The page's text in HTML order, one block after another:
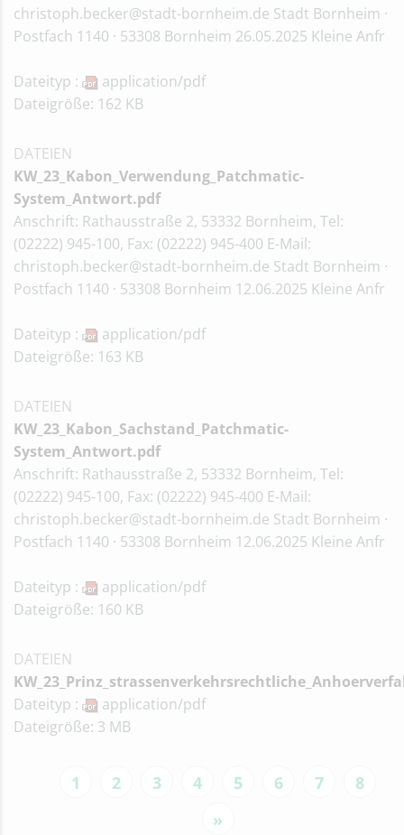
christoph.becker@stadt-bornheim.de Stadt Bornheim ·
Postfach 1140 · 53308 Bornheim 26.05.2025 Kleine Anfr
Dateityp :
application/pdf
Dateigröße: 162 KB
DATEIEN
KW_23_Kabon_Verwendung_Patchmatic-
System_Antwort.pdf
Anschrift: Rathausstraße 2, 53332 Bornheim, Tel:
(02222) 945-100, Fax: (02222) 945-400 E-Mail:
christoph.becker@stadt-bornheim.de Stadt Bornheim ·
Postfach 1140 · 53308 Bornheim 12.06.2025 Kleine Anfr
Dateityp :
application/pdf
Dateigröße: 163 KB
DATEIEN
KW_23_Kabon_Sachstand_Patchmatic-
System_Antwort.pdf
Anschrift: Rathausstraße 2, 53332 Bornheim, Tel:
(02222) 945-100, Fax: (02222) 945-400 E-Mail:
christoph.becker@stadt-bornheim.de Stadt Bornheim ·
Postfach 1140 · 53308 Bornheim 12.06.2025 Kleine Anfr
Dateityp :
application/pdf
Dateigröße: 160 KB
DATEIEN
Dateityp :
application/pdf
Dateigröße: 3 MB
1 2 3 4 5 6 7
8
»